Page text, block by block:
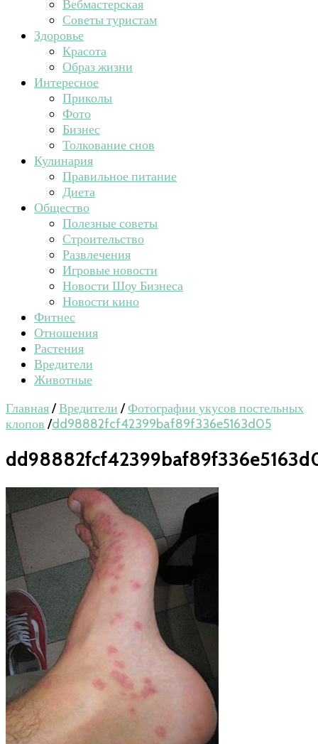
Вебмастерская
Советы туристам
Здоровье
Красота
Образ жизни
Интересное
Приколы
Фото
Бизнес
Толкование снов
Кулинария
Правильное питание
Диета
Общество
Полезные советы
Строительство
Развлечения
Игровые новости
Новости Шоу Бизнеса
Новости кино
Фитнес
Отношения
Растения
Вредители
Животные
Главная/Вредители /Фотографии укусов постельных
клопов /dd98882fcf42399baf89f336e5163d05